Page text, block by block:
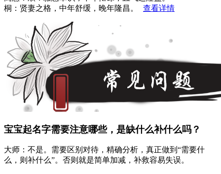
桐：贤妻之格，中年舒缓，晚年隆昌。
查看详情
宝宝起名字需要注意哪些，是缺什么补什么吗？
大师：不是。需要区别对待，精确分析，真正做到“需要什
么，则补什么”。否则就是简单加减，补救容易失误。